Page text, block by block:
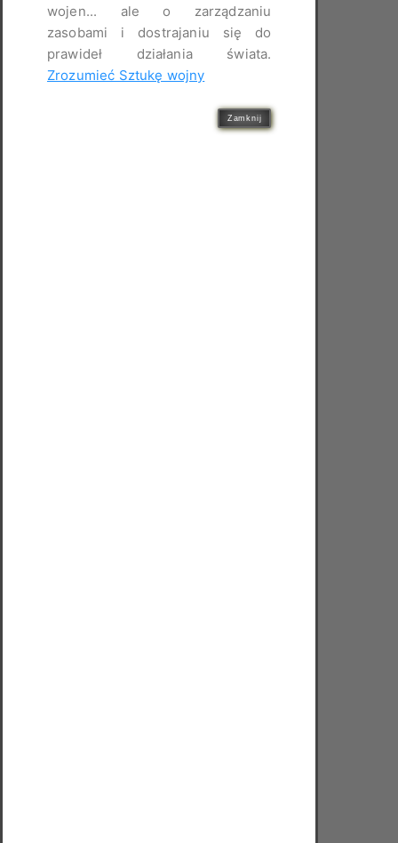
wojen... ale o zarządzaniu
zasobami i dostrajaniu się do
prawideł działania świata.
Zrozumieć Sztukę wojny
Zamknij